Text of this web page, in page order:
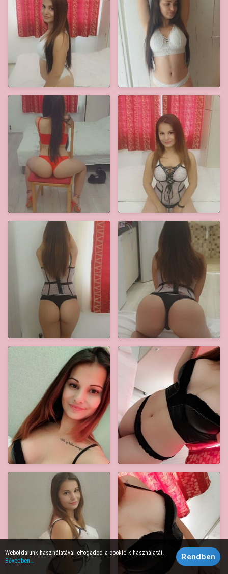
Weboldalunk használatával elfogadod a cookie-k használatát.
Bővebben…
Rendben